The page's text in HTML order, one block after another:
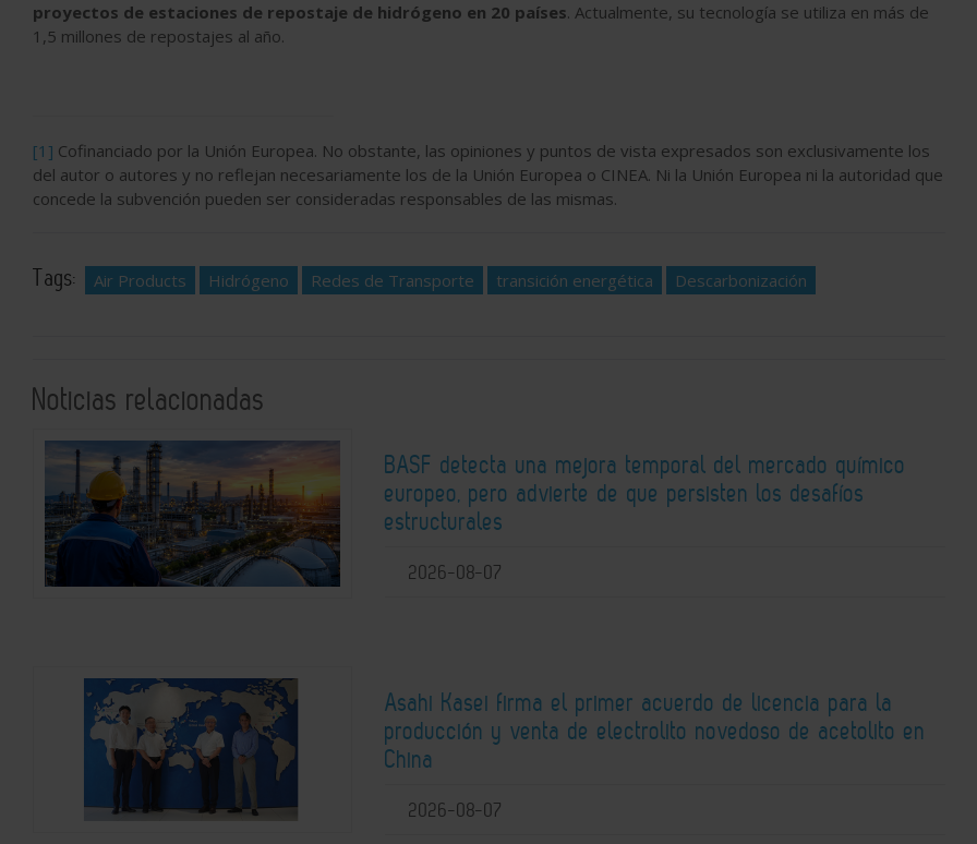
proyectos de estaciones de repostaje de hidrógeno en 20 países. Actualmente, su tecnología se utiliza en más de
1,5 millones de repostajes al año.
[1] Cofinanciado por la Unión Europea. No obstante, las opiniones y puntos de vista expresados son exclusivamente los
del autor o autores y no reflejan necesariamente los de la Unión Europea o CINEA. Ni la Unión Europea ni la autoridad que
concede la subvención pueden ser consideradas responsables de las mismas.
Tags: Air Products Hidrógeno Redes de Transporte transición energética Descarbonización
Noticias relacionadas
BASF detecta una mejora temporal del mercado químico
europeo, pero advierte de que persisten los desafíos
estructurales
2026-08-07
Asahi Kasei firma el primer acuerdo de licencia para la
producción y venta de electrolito novedoso de acetolito en
China
2026-08-07